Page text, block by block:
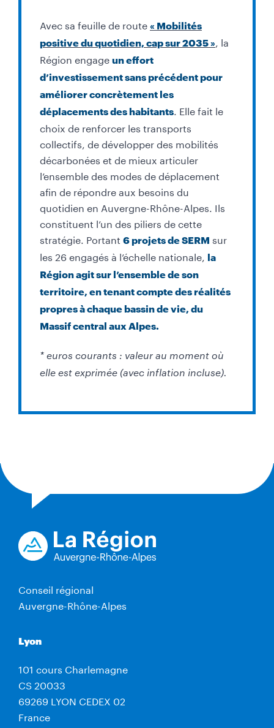
Avec sa feuille de route « Mobilités
positive du quotidien, cap sur 2035 », la
Région engage un effort
d’investissement sans précédent pour
améliorer concrètement les
déplacements des habitants. Elle fait le
choix de renforcer les transports
collectifs, de développer des mobilités
décarbonées et de mieux articuler
l’ensemble des modes de déplacement
afin de répondre aux besoins du
quotidien en Auvergne-Rhône-Alpes. Ils
constituent l’un des piliers de cette
stratégie. Portant 6 projets de SERM sur
les 26 engagés à l’échelle nationale, la
Région agit sur l’ensemble de son
territoire, en tenant compte des réalités
propres à chaque bassin de vie, du
Massif central aux Alpes.
* euros courants : valeur au moment où
elle est exprimée (avec inflation incluse).
Conseil régional
Auvergne-Rhône-Alpes
Lyon
101 cours Charlemagne
CS 20033
69269 LYON CEDEX 02
France